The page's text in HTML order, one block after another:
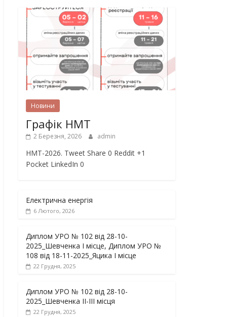
Новини
Графік НМТ
2 Березня, 2026 admin
НМТ-2026. Tweet Share 0 Reddit +1
Pocket LinkedIn 0
Електрична енергія
6 Лютого, 2026
Диплом УРО № 102 від 28-10-
2025_Шевченка І місце, Диплом УРО №
108 від 18-11-2025_Яцика І місце
22 Грудня, 2025
Диплом УРО № 102 від 28-10-
2025_Шевченка ІІ-ІІІ місця
22 Грудня, 2025